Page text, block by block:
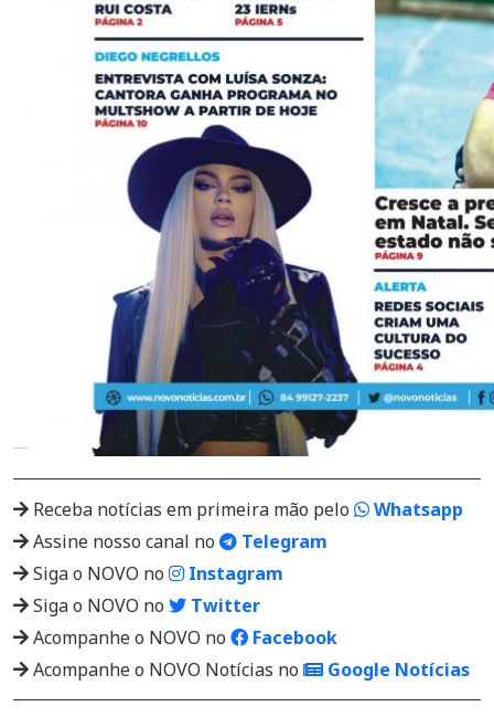
Receba notícias em primeira mão pelo
Whatsapp
Assine nosso canal no
Telegram
Siga o NOVO no
Instagram
Siga o NOVO no
Twitter
Acompanhe o NOVO no
Facebook
Acompanhe o NOVO Notícias no
Google Notícias